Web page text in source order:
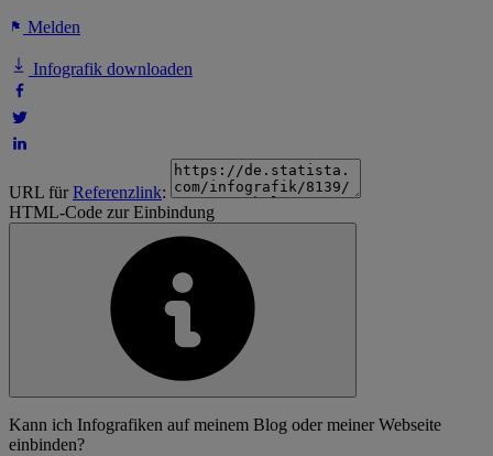
Melden
Infografik downloaden
URL fürReferenzlink:
HTML-Code zur Einbindung
Kann ich Infografiken auf meinem Blog oder meiner Webseite
einbinden?